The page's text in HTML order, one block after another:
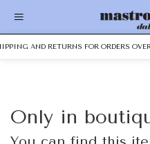
AND RETURNS FOR ORDERS
Only in